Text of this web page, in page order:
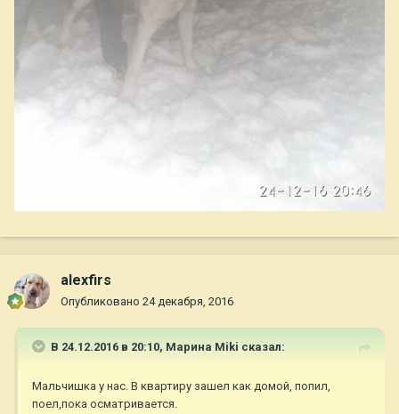
alexfirs
Опубликовано 24 декабря, 2016
В 24.12.2016 в 20:10, Марина Miki сказал:
Мальчишка у нас. В квартиру зашел как домой, попил,
поел,пока осматривается.